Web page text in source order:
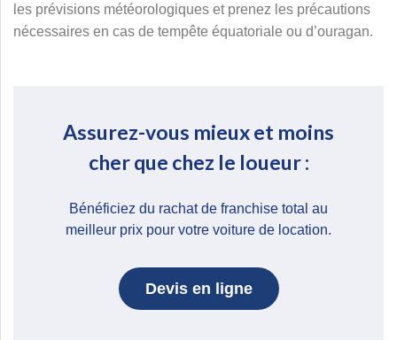
les prévisions météorologiques et prenez les précautions
nécessaires en cas de tempête équatoriale ou d’ouragan.
Assurez-vous mieux et moins
cher que chez le loueur :
Bénéficiez du rachat de franchise total au
meilleur prix pour votre voiture de location.
Devis en ligne